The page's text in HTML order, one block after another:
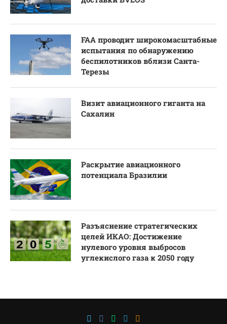
FAA проводит широкомасштабные
испытания по обнаружению
беспилотников вблизи Санта-
Терезы
Визит авиационного гиганта на
Сахалин
Раскрытие авиационного
потенциала Бразилии
Разъяснение стратегических
целей ИКАО: Достижение
нулевого уровня выбросов
углекислого газа к 2050 году